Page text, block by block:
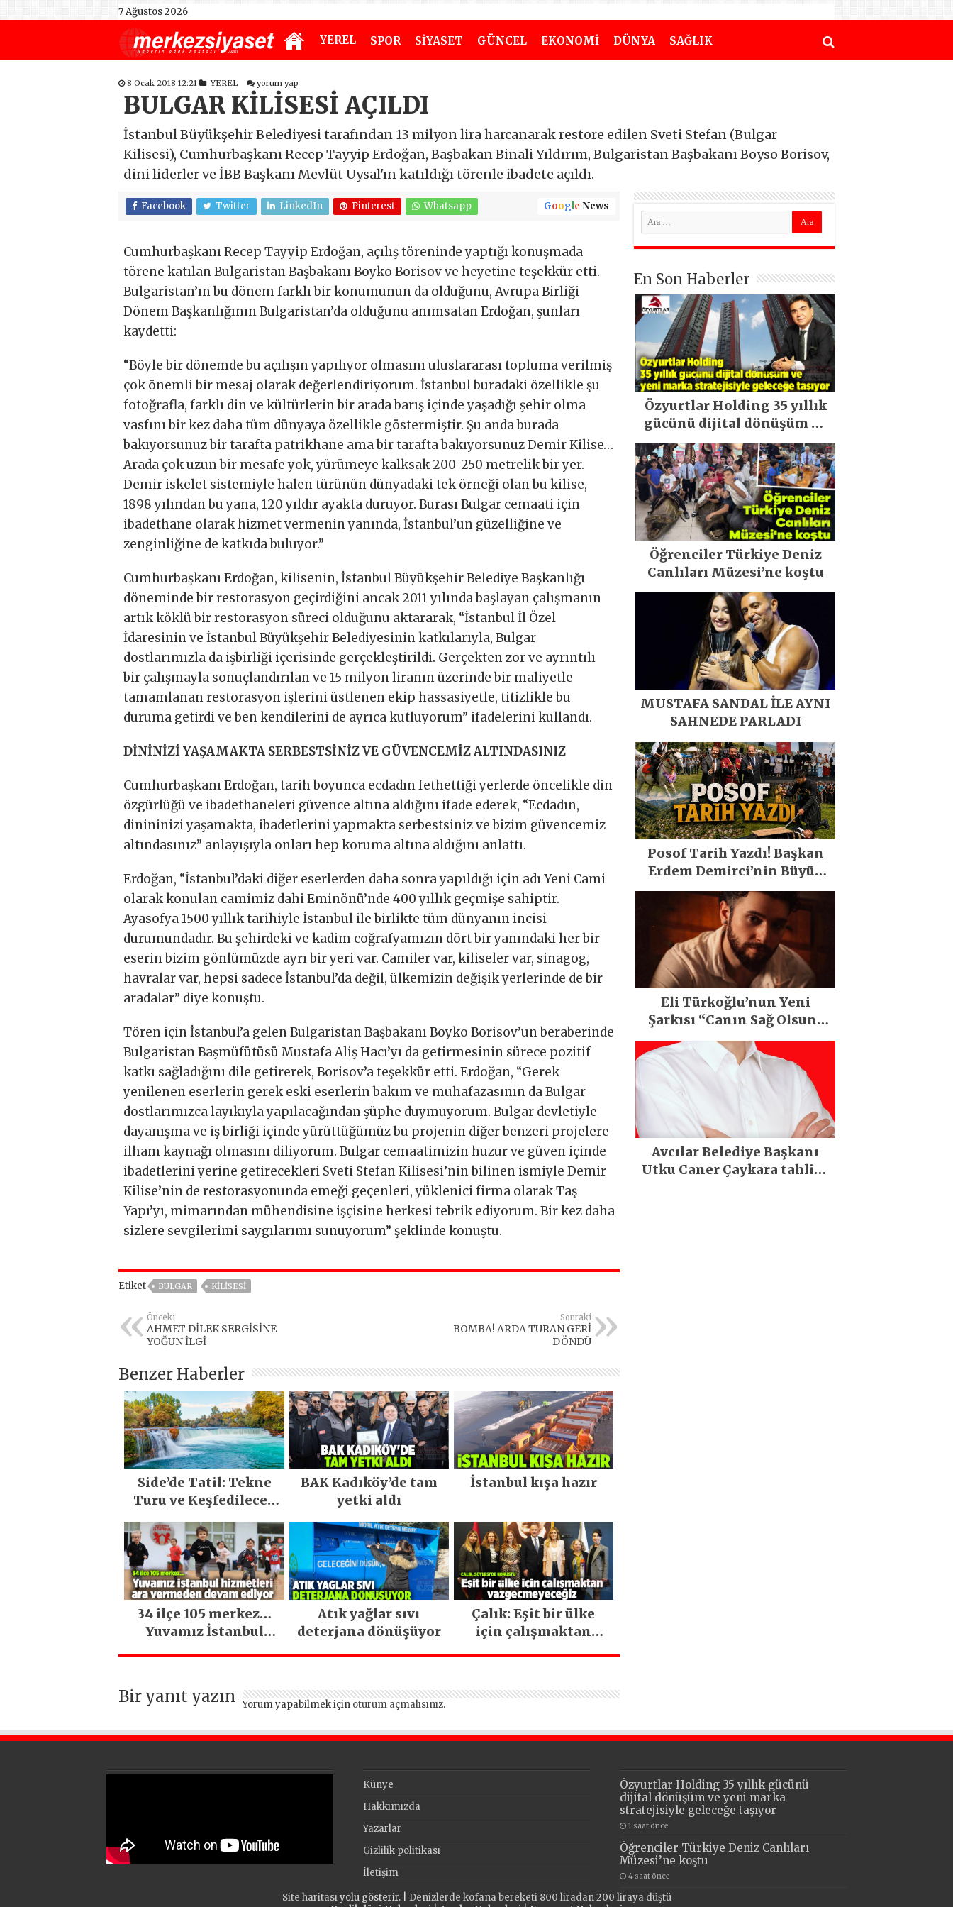
7 Ağustos 2026
YEREL SPOR SİYASET GÜNCEL EKONOMİ DÜNYA SAĞLIK
8 Ocak 2018 12:21 YEREL yorum yap
BULGAR KİLİSESİ AÇILDI
İstanbul Büyükşehir Belediyesi tarafından 13 milyon lira harcanarak restore edilen Sveti Stefan (Bulgar
Kilisesi), Cumhurbaşkanı Recep Tayyip Erdoğan, Başbakan Binali Yıldırım, Bulgaristan Başbakanı Boyso Borisov,
dini liderler ve İBB Başkanı Mevlüt Uysal'ın katıldığı törenle ibadete açıldı.
Facebook Twitter LinkedIn Pinterest Whatsapp Google News
Cumhurbaşkanı Recep Tayyip Erdoğan, açılış töreninde yaptığı konuşmada
törene katılan Bulgaristan Başbakanı Boyko Borisov ve heyetine teşekkür etti.
Bulgaristan’ın bu dönem farklı bir konumunun da olduğunu, Avrupa Birliği
Dönem Başkanlığının Bulgaristan’da olduğunu anımsatan Erdoğan, şunları
kaydetti:
“Böyle bir dönemde bu açılışın yapılıyor olmasını uluslararası topluma verilmiş
çok önemli bir mesaj olarak değerlendiriyorum. İstanbul buradaki özellikle şu
fotoğrafla, farklı din ve kültürlerin bir arada barış içinde yaşadığı şehir olma
vasfını bir kez daha tüm dünyaya özellikle göstermiştir. Şu anda burada
bakıyorsunuz bir tarafta patrikhane ama bir tarafta bakıyorsunuz Demir Kilise…
Arada çok uzun bir mesafe yok, yürümeye kalksak 200-250 metrelik bir yer.
Demir iskelet sistemiyle halen türünün dünyadaki tek örneği olan bu kilise,
1898 yılından bu yana, 120 yıldır ayakta duruyor. Burası Bulgar cemaati için
ibadethane olarak hizmet vermenin yanında, İstanbul’un güzelliğine ve
zenginliğine de katkıda buluyor.”
Cumhurbaşkanı Erdoğan, kilisenin, İstanbul Büyükşehir Belediye Başkanlığı
döneminde bir restorasyon geçirdiğini ancak 2011 yılında başlayan çalışmanın
artık köklü bir restorasyon süreci olduğunu aktararak, “İstanbul İl Özel
İdaresinin ve İstanbul Büyükşehir Belediyesinin katkılarıyla, Bulgar
dostlarımızla da işbirliği içerisinde gerçekleştirildi. Gerçekten zor ve ayrıntılı
bir çalışmayla sonuçlandırılan ve 15 milyon liranın üzerinde bir maliyetle
tamamlanan restorasyon işlerini üstlenen ekip hassasiyetle, titizlikle bu
duruma getirdi ve ben kendilerini de ayrıca kutluyorum” ifadelerini kullandı.
DİNİNİZİ YAŞAMAKTA SERBESTSİNİZ VE GÜVENCEMİZ ALTINDASINIZ
Cumhurbaşkanı Erdoğan, tarih boyunca ecdadın fethettiği yerlerde öncelikle din
özgürlüğü ve ibadethaneleri güvence altına aldığını ifade ederek, “Ecdadın,
dinininizi yaşamakta, ibadetlerini yapmakta serbestsiniz ve bizim güvencemiz
altındasınız” anlayışıyla onları hep koruma altına aldığını anlattı.
Erdoğan, “İstanbul’daki diğer eserlerden daha sonra yapıldığı için adı Yeni Cami
olarak konulan camimiz dahi Eminönü’nde 400 yıllık geçmişe sahiptir.
Ayasofya 1500 yıllık tarihiyle İstanbul ile birlikte tüm dünyanın incisi
durumundadır. Bu şehirdeki ve kadim coğrafyamızın dört bir yanındaki her bir
eserin bizim gönlümüzde ayrı bir yeri var. Camiler var, kiliseler var, sinagog,
havralar var, hepsi sadece İstanbul’da değil, ülkemizin değişik yerlerinde de bir
aradalar” diye konuştu.
Tören için İstanbul’a gelen Bulgaristan Başbakanı Boyko Borisov’un beraberinde
Bulgaristan Başmüfütüsü Mustafa Aliş Hacı’yı da getirmesinin sürece pozitif
katkı sağladığını dile getirerek, Borisov’a teşekkür etti. Erdoğan, “Gerek
yenilenen eserlerin gerek eski eserlerin bakım ve muhafazasının da Bulgar
dostlarımızca layıkıyla yapılacağından şüphe duymuyorum. Bulgar devletiyle
dayanışma ve iş birliği içinde yürüttüğümüz bu projenin diğer benzeri projelere
ilham kaynağı olmasını diliyorum. Bulgar cemaatimizin huzur ve güven içinde
ibadetlerini yerine getirecekleri Sveti Stefan Kilisesi’nin bilinen ismiyle Demir
Kilise’nin de restorasyonunda emeği geçenleri, yüklenici firma olarak Taş
Yapı’yı, mimarından mühendisine işçisine herkesi tebrik ediyorum. Bir kez daha
sizlere sevgilerimi saygılarımı sunuyorum” şeklinde konuştu.
Etiket BULGAR KILISESI
Önceki
AHMET DİLEK SERGİSİNE
YOĞUN İLGİ
Sonraki
BOMBA! ARDA TURAN GERİ
DÖNDÜ
Benzer Haberler
Side’de Tatil: Tekne
Turu ve Keşfedilecek
BAK Kadıköy’de tam
yetki aldı
İstanbul kışa hazır
34 ilçe 105 merkez…
Yuvamız İstanbul
Atık yağlar sıvı
deterjana dönüşüyor
Çalık: Eşit bir ülke
için çalışmaktan
Bir yanıt yazın Yorum yapabilmek için oturum açmalısınız.
En Son Haberler
Özyurtlar Holding 35 yıllık
gücünü dijital dönüşüm ve
yeni marka stratejisiyle
geleceğe taşıyor
Öğrenciler Türkiye Deniz
Canlıları Müzesi’ne koştu
MUSTAFA SANDAL İLE AYNI
SAHNEDE PARLADI
Posof Tarih Yazdı! Başkan
Erdem Demirci’nin Büyük
Emeğiyle Son Yılların En
Büyük Festivali Gerçekleşti
Eli Türkoğlu’nun Yeni
Şarkısı “Canın Sağ Olsun”
Büyük İlgi Gördü!..
Avcılar Belediye Başkanı
Utku Caner Çaykara tahliye
Künye
Hakkımızda
Yazarlar
Gizlilik politikası
İletişim
Özyurtlar Holding 35 yıllık gücünü
dijital dönüşüm ve yeni marka
stratejisiyle geleceğe taşıyor
1 saat önce
Öğrenciler Türkiye Deniz Canlıları
Müzesi’ne koştu
4 saat önce
Site haritasıyolu gösterir. | Denizlerde kofana bereketi 800 liradan 200 liraya düştü